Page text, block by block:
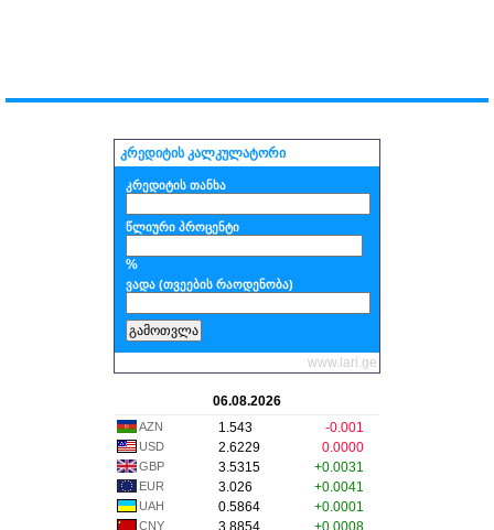
კრედიტის კალკულატორი
კრედიტის თანხა
წლიური პროცენტი
%
ვადა (თვეების რაოდენობა)
www.lari.ge
06.08.2026
AZN 1.543 -0.001
USD 2.6229 0.0000
GBP 3.5315 +0.0031
EUR 3.026 +0.0041
UAH 0.5864 +0.0001
CNY 3.8854 +0.0008